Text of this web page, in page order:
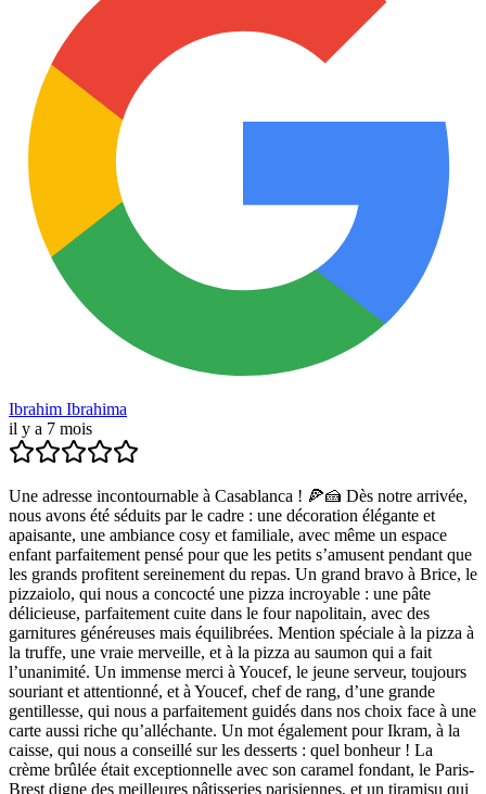
Ibrahim Ibrahima
il y a 7 mois
Une adresse incontournable à Casablanca ! 🍕🍰 Dès notre arrivée,
nous avons été séduits par le cadre : une décoration élégante et
apaisante, une ambiance cosy et familiale, avec même un espace
enfant parfaitement pensé pour que les petits s’amusent pendant que
les grands profitent sereinement du repas. Un grand bravo à Brice, le
pizzaiolo, qui nous a concocté une pizza incroyable : une pâte
délicieuse, parfaitement cuite dans le four napolitain, avec des
garnitures généreuses mais équilibrées. Mention spéciale à la pizza à
la truffe, une vraie merveille, et à la pizza au saumon qui a fait
l’unanimité. Un immense merci à Youcef, le jeune serveur, toujours
souriant et attentionné, et à Youcef, chef de rang, d’une grande
gentillesse, qui nous a parfaitement guidés dans nos choix face à une
carte aussi riche qu’alléchante. Un mot également pour Ikram, à la
caisse, qui nous a conseillé sur les desserts : quel bonheur ! La
crème brûlée était exceptionnelle avec son caramel fondant, le Paris-
Brest digne des meilleures pâtisseries parisiennes, et un tiramisu qui